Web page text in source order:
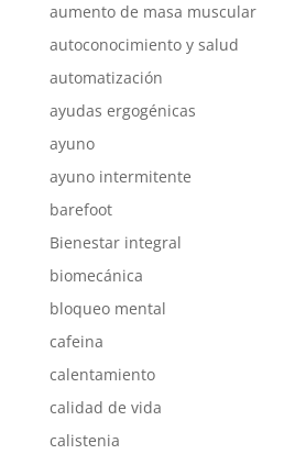
aumento de masa muscular
autoconocimiento y salud
automatización
ayudas ergogénicas
ayuno
ayuno intermitente
barefoot
Bienestar integral
biomecánica
bloqueo mental
cafeina
calentamiento
calidad de vida
calistenia